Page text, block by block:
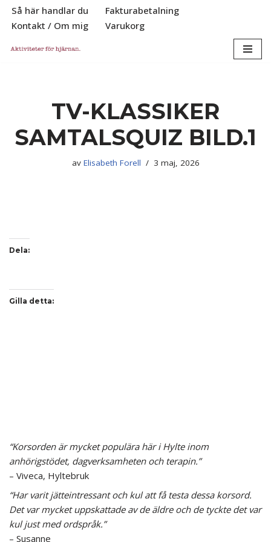
Hoppa
till
Så här handlar du
Fakturabetalning
Kontakt / Om mig
Varukorg
TV-KLASSIKER
SAMTALSQUIZ BILD.1
av Elisabeth Forell 3 maj, 2026
Dela:
Gilla detta:
“Korsorden är mycket populära här i Hylte inom
anhörigstödet, dagverksamheten och terapin.”
– Viveca, Hyltebruk
“Har varit jätteintressant och kul att få testa dessa korsord.
Det var mycket uppskattade av de äldre och de tyckte det var
kul just med ordspråk.”
– Susanne